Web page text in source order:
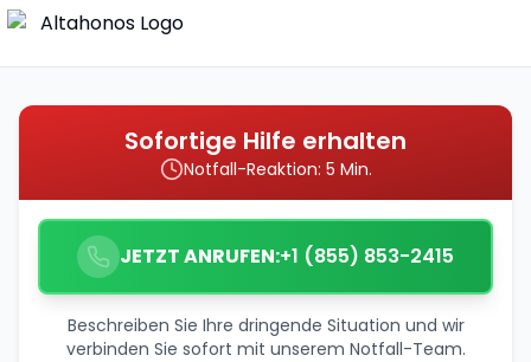
Sofortige Hilfe erhalten
Notfall-Reaktion: 5 Min.
JETZT ANRUFEN:+1 (855) 853-2415
Beschreiben Sie Ihre dringende Situation und wir
verbinden Sie sofort mit unserem Notfall-Team.